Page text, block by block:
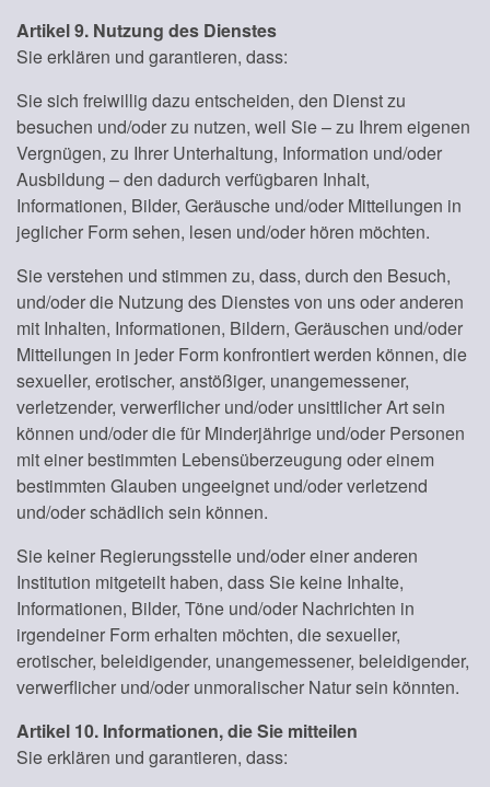
Artikel 9. Nutzung des Dienstes
Sie erklären und garantieren, dass:
Sie sich freiwillig dazu entscheiden, den Dienst zu
besuchen und/oder zu nutzen, weil Sie – zu Ihrem eigenen
Vergnügen, zu Ihrer Unterhaltung, Information und/oder
Ausbildung – den dadurch verfügbaren Inhalt,
Informationen, Bilder, Geräusche und/oder Mitteilungen in
jeglicher Form sehen, lesen und/oder hören möchten.
Sie verstehen und stimmen zu, dass, durch den Besuch,
und/oder die Nutzung des Dienstes von uns oder anderen
mit Inhalten, Informationen, Bildern, Geräuschen und/oder
Mitteilungen in jeder Form konfrontiert werden können, die
sexueller, erotischer, anstößiger, unangemessener,
verletzender, verwerflicher und/oder unsittlicher Art sein
können und/oder die für Minderjährige und/oder Personen
mit einer bestimmten Lebensüberzeugung oder einem
bestimmten Glauben ungeeignet und/oder verletzend
und/oder schädlich sein können.
Sie keiner Regierungsstelle und/oder einer anderen
Institution mitgeteilt haben, dass Sie keine Inhalte,
Informationen, Bilder, Töne und/oder Nachrichten in
irgendeiner Form erhalten möchten, die sexueller,
erotischer, beleidigender, unangemessener, beleidigender,
verwerflicher und/oder unmoralischer Natur sein könnten.
Artikel 10. Informationen, die Sie mitteilen
Sie erklären und garantieren, dass: